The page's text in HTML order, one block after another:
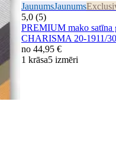
JaunumsJaunums
5,0 (5)
PREMIUM mako satīna
CHARISMA 20-1911/
no 44,95 €
1 krāsa5 izmēri